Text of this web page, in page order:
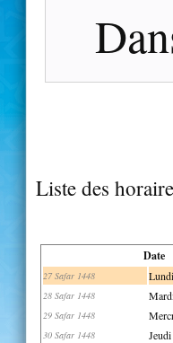
Liste des
Date
27 Safar 1448
28 Safar 1448
29 Safar 1448
30 Safar 1448